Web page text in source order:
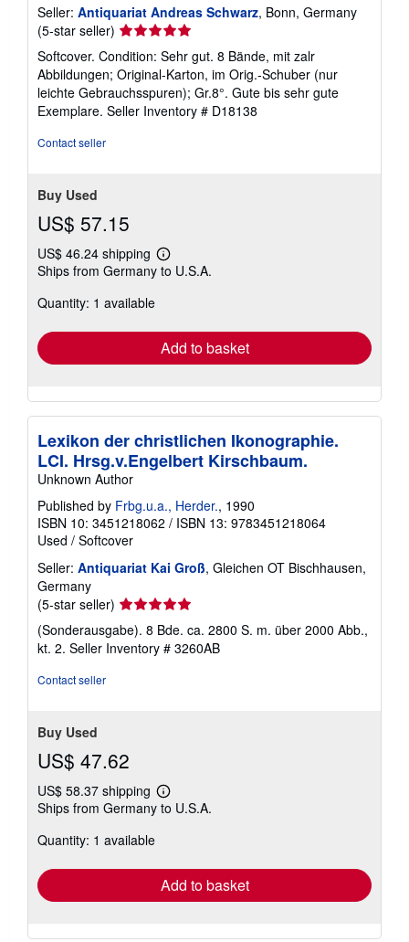
Seller: Antiquariat Andreas Schwarz, Bonn, Germany
(5-star seller) Seller
rating
5
out
of
5
Softcover. Condition: Sehr gut. 8 Bände, mit zalr
Abbildungen; Original-Karton, im Orig.-Schuber (nur
leichte Gebrauchsspuren); Gr.8°. Gute bis sehr gute
Exemplare. Seller Inventory # D18138
Contact seller
Buy Used
US$ 57.15
US$ 46.24 shipping
Learn
more
Ships from Germany to U.S.A.
Quantity: 1 available
Add to basket
Lexikon der christlichen Ikonographie.
LCI. Hrsg.v.Engelbert Kirschbaum.
Unknown Author
Published by Frbg.u.a., Herder., 1990
ISBN 10: 3451218062 / ISBN 13: 9783451218064
Used / Softcover
Seller: Antiquariat Kai Groß, Gleichen OT Bischhausen,
Germany
(5-star seller) Seller
rating
5
out
(Sonderausgabe). 8 Bde. ca. 2800 S. m. über 2000 Abb.,
kt. 2. Seller Inventory # 3260AB
Contact seller
Buy Used
US$ 47.62
US$ 58.37 shipping
Learn
more
Ships from Germany to U.S.A.
Quantity: 1 available
Add to basket